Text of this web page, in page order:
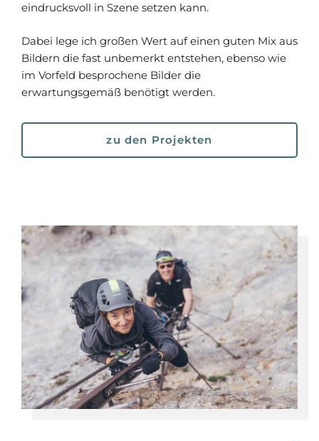
eindrucksvoll in Szene setzen kann.
Dabei lege ich großen Wert auf einen guten Mix aus
Bildern die fast unbemerkt entstehen, ebenso wie
im Vorfeld besprochene Bilder die
erwartungsgemäß benötigt werden.
zu den Projekten